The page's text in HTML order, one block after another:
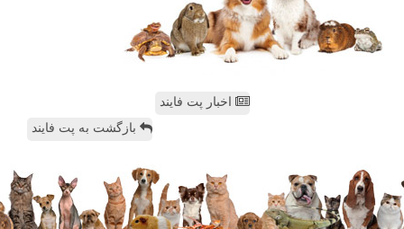
اخبار پت فایند
بازگشت به پت فایند